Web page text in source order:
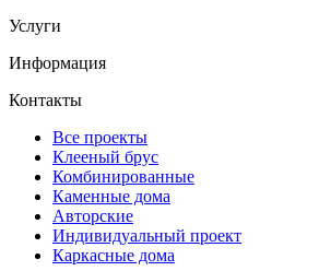
Услуги
Информация
Контакты
Все проекты
Клееный брус
Комбинированные
Каменные дома
Авторские
Индивидуальный проект
Каркасные дома